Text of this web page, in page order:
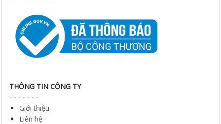
THÔNG TIN CÔNG TY
Giới thiệu
Liên hệ